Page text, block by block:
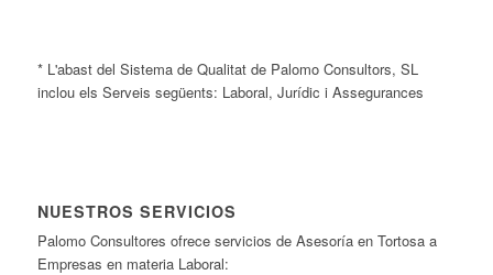
* L'abast del Sistema de Qualitat de Palomo Consultors, SL
inclou els Serveis següents: Laboral, Jurídic i Assegurances
NUESTROS SERVICIOS
Palomo Consultores ofrece servicios de Asesoría en Tortosa a
Empresas en materia Laboral: